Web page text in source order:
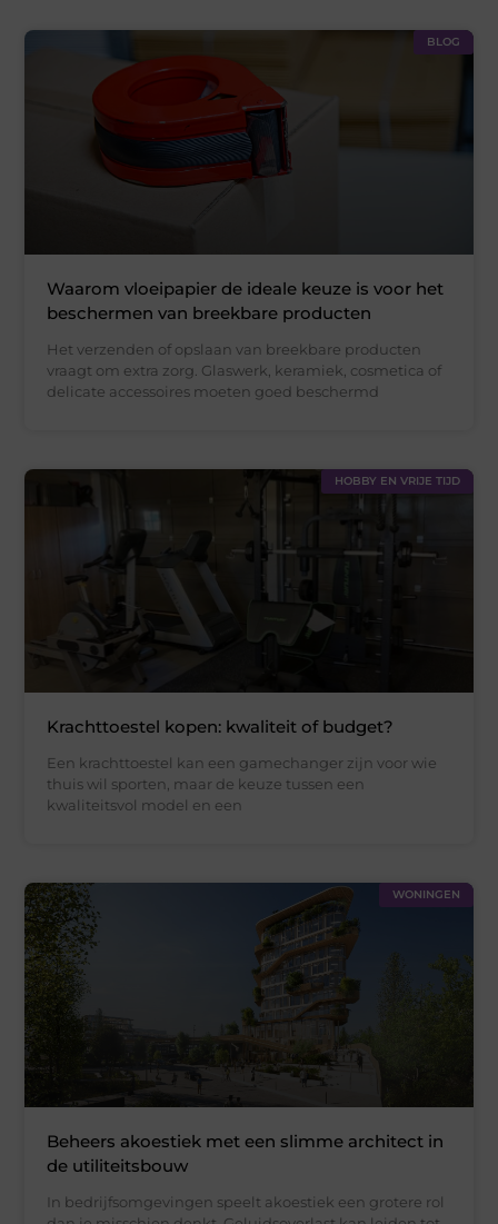
BLOG
Waarom vloeipapier de ideale keuze is voor het
beschermen van breekbare producten
Het verzenden of opslaan van breekbare producten
vraagt om extra zorg. Glaswerk, keramiek, cosmetica of
delicate accessoires moeten goed beschermd
HOBBY EN VRIJE TIJD
Krachttoestel kopen: kwaliteit of budget?
Een krachttoestel kan een gamechanger zijn voor wie
thuis wil sporten, maar de keuze tussen een
kwaliteitsvol model en een
WONINGEN
Beheers akoestiek met een slimme architect in
de utiliteitsbouw
In bedrijfsomgevingen speelt akoestiek een grotere rol